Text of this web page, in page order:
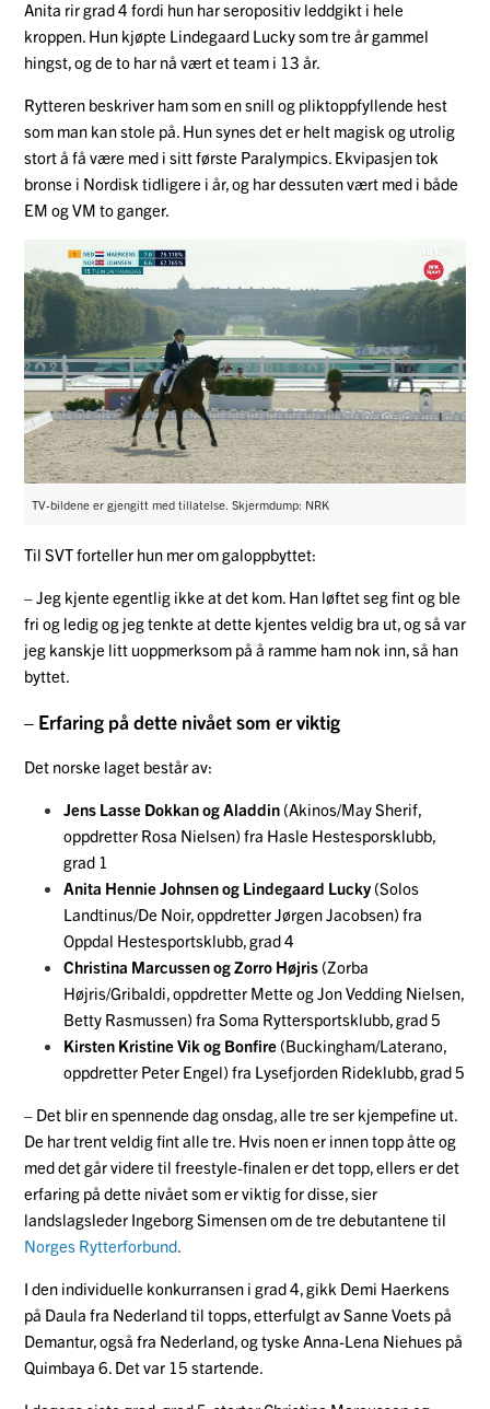
Anita rir grad 4 fordi hun har seropositiv leddgikt i hele
kroppen. Hun kjøpte Lindegaard Lucky som tre år gammel
hingst, og de to har nå vært et team i 13 år.
Rytteren beskriver ham som en snill og pliktoppfyllende hest
som man kan stole på. Hun synes det er helt magisk og utrolig
stort å få være med i sitt første Paralympics. Ekvipasjen tok
bronse i Nordisk tidligere i år, og har dessuten vært med i både
EM og VM to ganger.
TV-bildene er gjengitt med tillatelse. Skjermdump: NRK
Til SVT forteller hun mer om galoppbyttet:
– Jeg kjente egentlig ikke at det kom. Han løftet seg fint og ble
fri og ledig og jeg tenkte at dette kjentes veldig bra ut, og så var
jeg kanskje litt uoppmerksom på å ramme ham nok inn, så han
byttet.
– Erfaring på dette nivået som er viktig
Det norske laget består av:
Jens Lasse Dokkan og Aladdin (Akinos/May Sherif,
oppdretter Rosa Nielsen) fra Hasle Hestesporsklubb,
grad 1
Anita Hennie Johnsen og Lindegaard Lucky (Solos
Landtinus/De Noir, oppdretter Jørgen Jacobsen) fra
Oppdal Hestesportsklubb, grad 4
Christina Marcussen og Zorro Højris (Zorba
Højris/Gribaldi, oppdretter Mette og Jon Vedding Nielsen,
Betty Rasmussen) fra Soma Ryttersportsklubb, grad 5
Kirsten Kristine Vik og Bonfire (Buckingham/Laterano,
oppdretter Peter Engel) fra Lysefjorden Rideklubb, grad 5
– Det blir en spennende dag onsdag, alle tre ser kjempefine ut.
De har trent veldig fint alle tre. Hvis noen er innen topp åtte og
med det går videre til freestyle-finalen er det topp, ellers er det
erfaring på dette nivået som er viktig for disse, sier
landslagsleder Ingeborg Simensen om de tre debutantene til
Norges Rytterforbund.
I den individuelle konkurransen i grad 4, gikk Demi Haerkens
på Daula fra Nederland til topps, etterfulgt av Sanne Voets på
Demantur, også fra Nederland, og tyske Anna-Lena Niehues på
Quimbaya 6. Det var 15 startende.